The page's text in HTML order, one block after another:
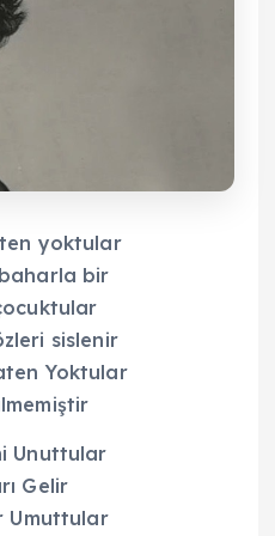
yoktular
bir
sislenir
Yoktular
Unuttular
Gelir
Umuttular